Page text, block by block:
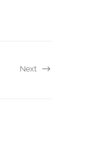
Next